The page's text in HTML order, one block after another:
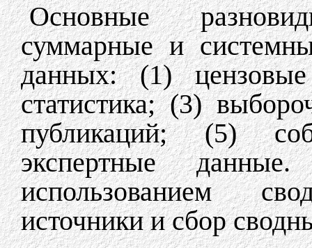
Основные
суммарные и
данных: (1)
статистика; (3)
публикаций; (5)
экспертные
использованием
источники и сбор